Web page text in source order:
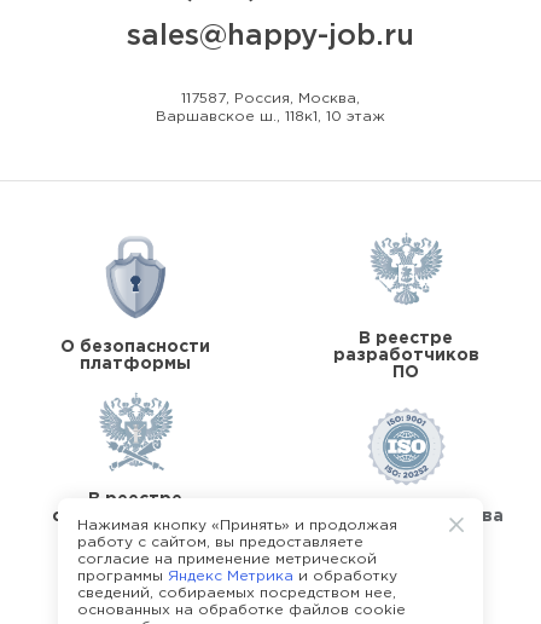
sales@happy-job.ru
117587, Россия, Москва,
Варшавское ш., 118к1, 10 этаж
О безопасности
платформы
В реестре
разработчиков
ПО
В реестре
операторов перс.
данных
Стандарты качества
Нажимая кнопку «Принять» и продолжая
работу с сайтом, вы предоставляете
согласие на применение метрической
программы Яндекс Метрика и обработку
сведений, собираемых посредством нее,
основанных на обработке файлов cookie